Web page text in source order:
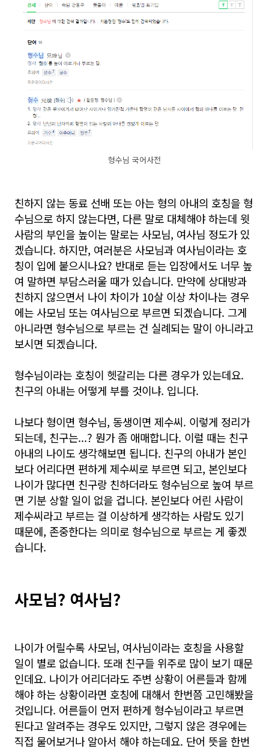
형수님 국어사전
친하지 않는 동료 선배 또는 아는 형의 아내의 호칭을 형
수님으로 하지 않는다면, 다른 말로 대체해야 하는데 윗
사람의 부인을 높이는 말로는 사모님, 여사님 정도가 있
겠습니다. 하지만, 여러분은 사모님과 여사님이라는 호
칭이 입에 붙으시나요? 반대로 듣는 입장에서도 너무 높
여 말하면 부담스러울 때가 있습니다. 만약에 상대방과
친하지 않으면서 나이 차이가 10살 이상 차이나는 경우
에는 사모님 또는 여사님으로 부르면 되겠습니다. 그게
아니라면 형수님으로 부르는 건 실례되는 말이 아니라고
보시면 되겠습니다.
형수님이라는 호칭이 헷갈리는 다른 경우가 있는데요.
친구의 아내는 어떻게 부를 것이냐. 입니다.
나보다 형이면 형수님, 동생이면 제수씨. 이렇게 정리가
되는데, 친구는...? 뭔가 좀 애매합니다. 이럴 때는 친구
아내의 나이도 생각해보면 됩니다. 친구의 아내가 본인
보다 어리다면 편하게 제수씨로 부르면 되고, 본인보다
나이가 많다면 친구랑 친하더라도 형수님으로 높여 부르
면 기분 상할 일이 없을 겁니다. 본인보다 어린 사람이
제수씨라고 부르는 걸 이상하게 생각하는 사람도 있기
때문에, 존중한다는 의미로 형수님으로 부르는 게 좋겠
습니다.
사모님? 여사님?
나이가 어릴수록 사모님, 여사님이라는 호칭을 사용할
일이 별로 없습니다. 또래 친구들 위주로 많이 보기 때문
인데요. 나이가 어리더라도 주변 상황이 어른들과 함께
해야 하는 상황이라면 호칭에 대해서 한번쯤 고민해봤을
것입니다. 어른들이 먼저 편하게 형수님이라고 부르면
된다고 알려주는 경우도 있지만, 그렇지 않은 경우에는
직접 물어보거나 알아서 해야 하는데요. 단어 뜻을 한번